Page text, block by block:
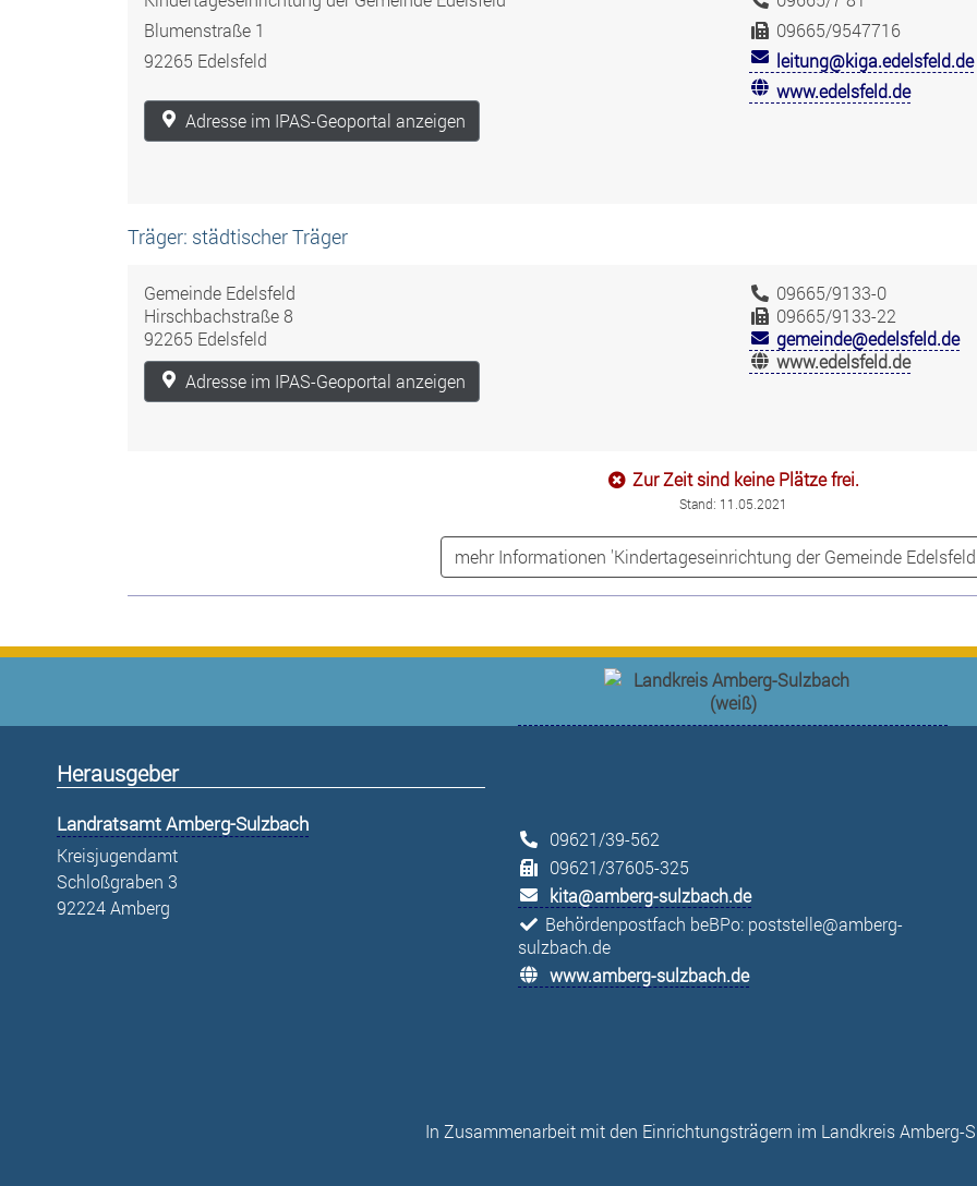
Blumenstraße 1
92265 Edelsfeld
Adresse im IPAS-Geoportal anzeigen
09665/9547716
leitung@kiga.edelsfeld.de
www.edelsfeld.de
Träger: städtischer Träger
Gemeinde Edelsfeld
Hirschbachstraße 8
92265 Edelsfeld
Adresse im IPAS-Geoportal anzeigen
09665/9133-0
09665/9133-22
gemeinde@edelsfeld.de
www.edelsfeld.de
Zur Zeit sind keine Plätze frei.
Stand: 11.05.2021
mehr Informationen 'Kindertageseinrichtung der Gemeinde
Herausgeber
Landratsamt Amberg-Sulzbach
Kreisjugendamt
Schloßgraben 3
92224 Amberg
09621/39-562
09621/37605-325
kita@amberg-sulzbach.de
Behördenpostfach beBPo: poststelle@amberg-
sulzbach.de
www.amberg-sulzbach.de
In Zusammenarbeit mit den Einrichtungsträgern im Landkreis Amberg-